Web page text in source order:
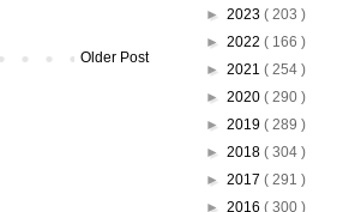
Older Post
► 2023 ( 203 )
► 2022 ( 166 )
► 2021 ( 254 )
► 2020 ( 290 )
► 2019 ( 289 )
► 2018 ( 304 )
► 2017 ( 291 )
► 2016 ( 300 )